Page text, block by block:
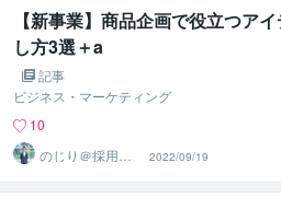
【新事業】商品企画で役立つア
し方3選＋a
記事
ビジネス・マーケティング
10
のじり＠採用サ
ポーター
2022/09/19